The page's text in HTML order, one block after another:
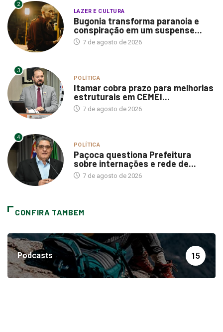
2
LAZER E CULTURA
Bugonia transforma paranoia e
conspiração em um suspense...
7 de agosto de 2026
3
POLÍTICA
Itamar cobra prazo para melhorias
estruturais em CEMEI...
7 de agosto de 2026
4
POLÍTICA
Paçoca questiona Prefeitura
sobre internações e rede de...
7 de agosto de 2026
CONFIRA TAMBEM
Podcasts 15